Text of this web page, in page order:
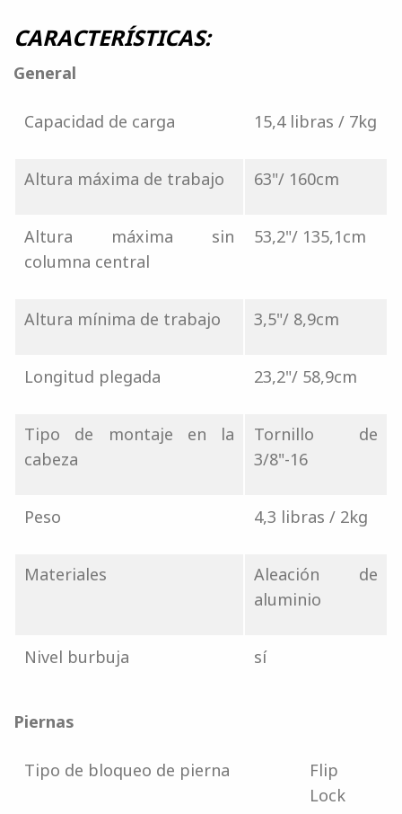
CARACTERÍSTICAS:
General
Capacidad de carga 15,4 libras / 7kg
Altura máxima de trabajo 63"/ 160cm
Altura máxima sin
columna central
53,2"/ 135,1cm
Altura mínima de trabajo 3,5"/ 8,9cm
Longitud plegada 23,2"/ 58,9cm
Tipo de montaje en la
cabeza
Tornillo de
3/8"-16
Peso 4,3 libras / 2kg
Materiales
Aleación de
aluminio
Nivel burbuja sí
Piernas
Tipo de bloqueo de pierna
Flip
Lock